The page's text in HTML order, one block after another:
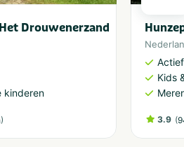
Drouwenerzand
kinderen
)
Kids
3.9 (